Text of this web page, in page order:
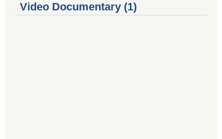
Video Documentary (1)